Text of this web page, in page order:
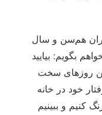
هم‌سن و سال
بگویم: بیایید
روزهای سخت
خود در خانه
کنیم و ببینیم